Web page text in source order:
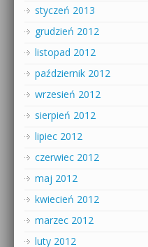
styczeń 2013
grudzień 2012
listopad 2012
październik 2012
wrzesień 2012
sierpień 2012
lipiec 2012
czerwiec 2012
maj 2012
kwiecień 2012
marzec 2012
luty 2012